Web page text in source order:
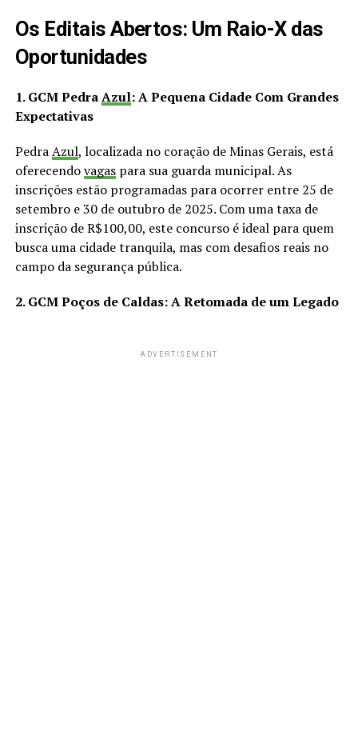
Os Editais Abertos: Um Raio-X das
Oportunidades
1. GCM PedraAzul: A Pequena Cidade Com Grandes
Expectativas
PedraAzul, localizada no coração de Minas Gerais, está
oferecendovagaspara sua guarda municipal. As
inscrições estão programadas para ocorrer entre 25 de
setembro e 30 de outubro de 2025. Com uma taxa de
inscrição de R$100,00, este concurso é ideal para quem
busca uma cidade tranquila, mas com desafios reais no
campo da segurança pública.
2. GCM Poços de Caldas: A Retomada de um Legado
ADVERTISEMENT